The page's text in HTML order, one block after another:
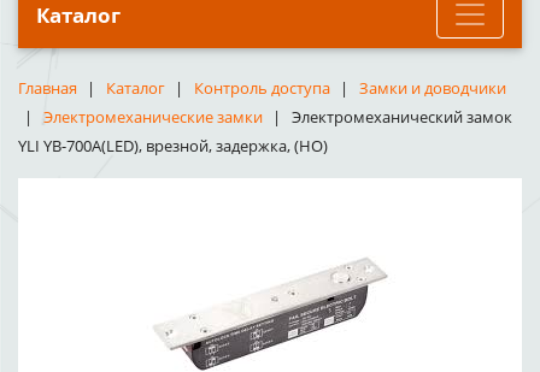
Каталог
Главная Каталог Контроль доступа
Замки и доводчики
Электромеханические замки
Электромеханический замок
YLI YB-700A(LED), врезной, задержка, (НО)